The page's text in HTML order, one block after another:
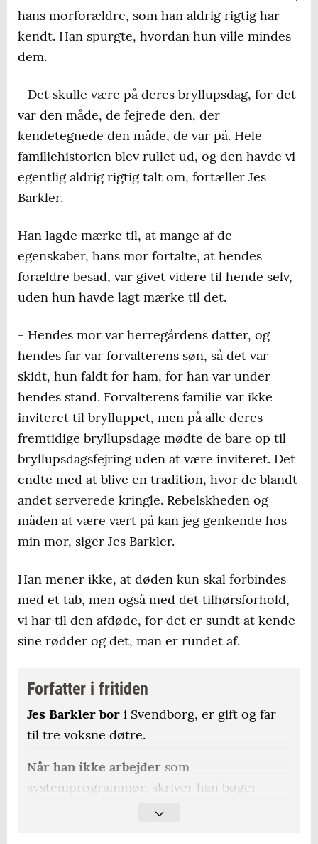
hans morforældre, som han aldrig rigtig har
kendt. Han spurgte, hvordan hun ville mindes
dem.
- Det skulle være på deres bryllupsdag, for det
var den måde, de fejrede den, der
kendetegnede den måde, de var på. Hele
familiehistorien blev rullet ud, og den havde vi
egentlig aldrig rigtig talt om, fortæller Jes
Barkler.
Han lagde mærke til, at mange af de
egenskaber, hans mor fortalte, at hendes
forældre besad, var givet videre til hende selv,
uden hun havde lagt mærke til det.
- Hendes mor var herregårdens datter, og
hendes far var forvalterens søn, så det var
skidt, hun faldt for ham, for han var under
hendes stand. Forvalterens familie var ikke
inviteret til brylluppet, men på alle deres
fremtidige bryllupsdage mødte de bare op til
bryllupsdagsfejring uden at være inviteret. Det
endte med at blive en tradition, hvor de blandt
andet serverede kringle. Rebelskheden og
måden at være vært på kan jeg genkende hos
min mor, siger Jes Barkler.
Han mener ikke, at døden kun skal forbindes
med et tab, men også med det tilhørsforhold,
vi har til den afdøde, for det er sundt at kende
sine rødder og det, man er rundet af.
Forfatter i fritiden
Jes Barkler bor i Svendborg, er gift og far
til tre voksne døtre.
Når han ikke arbejder som
systemprogrammør, skriver han bøger.
Genren er exofiction, hvor han tager